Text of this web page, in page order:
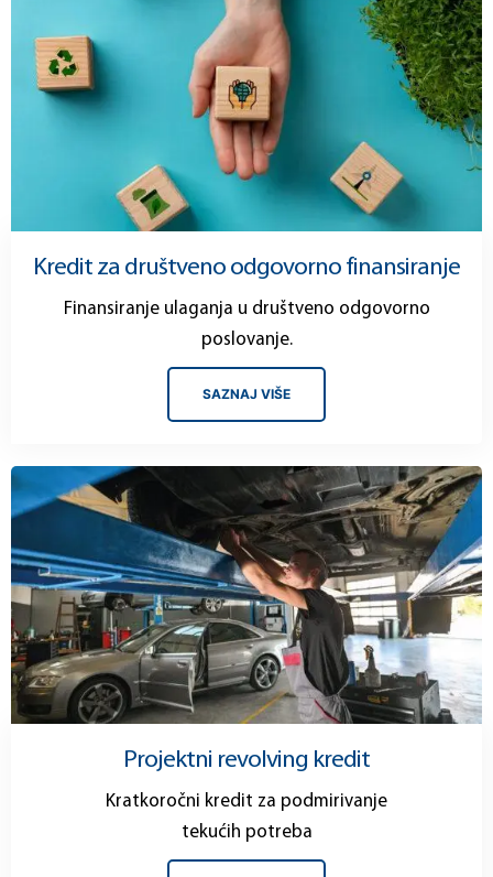
Kredit za društveno odgovorno finansiranje
Finansiranje ulaganja u društveno odgovorno
poslovanje.
SAZNAJ VIŠE
Projektni revolving kredit
Kratkoročni kredit za podmirivanje
tekućih potreba